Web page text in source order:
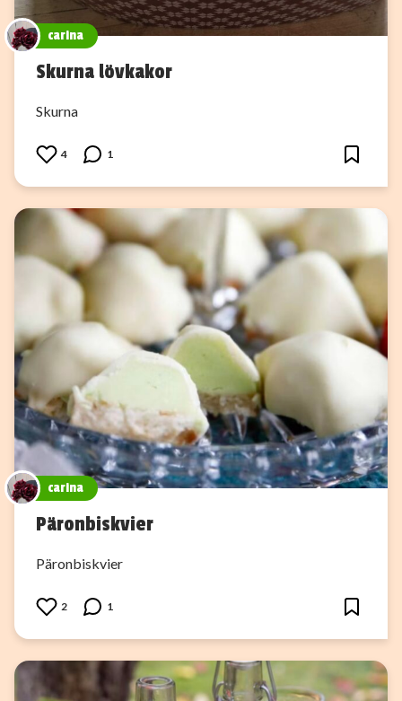
carina
Skurna lövkakor
Skurna
4 1
carina
Päronbiskvier
Päronbiskvier
2 1